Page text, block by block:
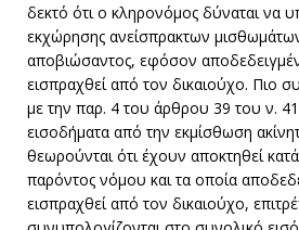
δεκτό ότι ο κληρονόμος δύναται να
εκχώρησης ανείσπρακτων
αποβιώσαντος, εφόσον
εισπραχθεί από τον δικαιούχο. Πιο
με την παρ. 4 του άρθρου 39 του ν.
εισοδήματα από την εκμίσθωση
θεωρούνται ότι έχουν αποκτηθεί κατά
παρόντος νόμου και τα οποία
εισπραχθεί από τον δικαιούχο,